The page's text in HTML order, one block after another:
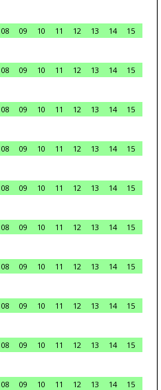
08 09 10 11 12 13 14
15
08 09 10 11 12 13 14
15
08 09 10 11 12 13 14
15
08 09 10 11 12 13 14
15
08 09 10 11 12 13 14
15
08 09 10 11 12 13 14
15
08 09 10 11 12 13 14
15
08 09 10 11 12 13 14
15
08 09 10 11 12 13 14
15
08 09 10 11 12 13 14
15